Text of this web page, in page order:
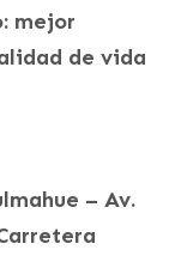
mejor
de vida
– Av.